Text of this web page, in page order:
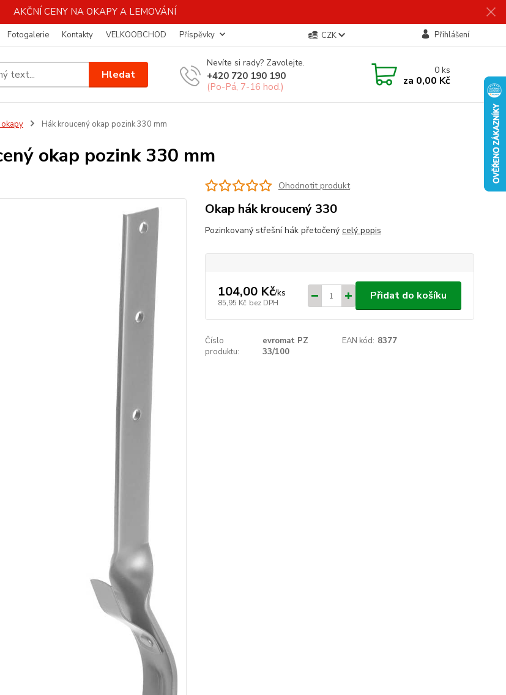
AKČNÍ CENY NA OKAPY A LEMOVÁNÍ
Fotogalerie Kontakty VELKOOBCHOD Příspěvky CZK Přihlášení
Hledat
Nevíte si rady? Zavolejte.
+420 720 190 190
(Po-Pá, 7-16 hod.)
0ks
za 0,00 Kč
Hák kroucený okap pozink 330 mm
okap pozink 330 mm
Ohodnotit produkt
Okap hák kroucený 330
Pozinkovaný střešní hák přetočený celý popis
104,00 Kč/ks
85,95 Kč bez DPH
Přidat do košíku
Číslo
produktu:
evromat PZ
33/100
EAN kód: 8377